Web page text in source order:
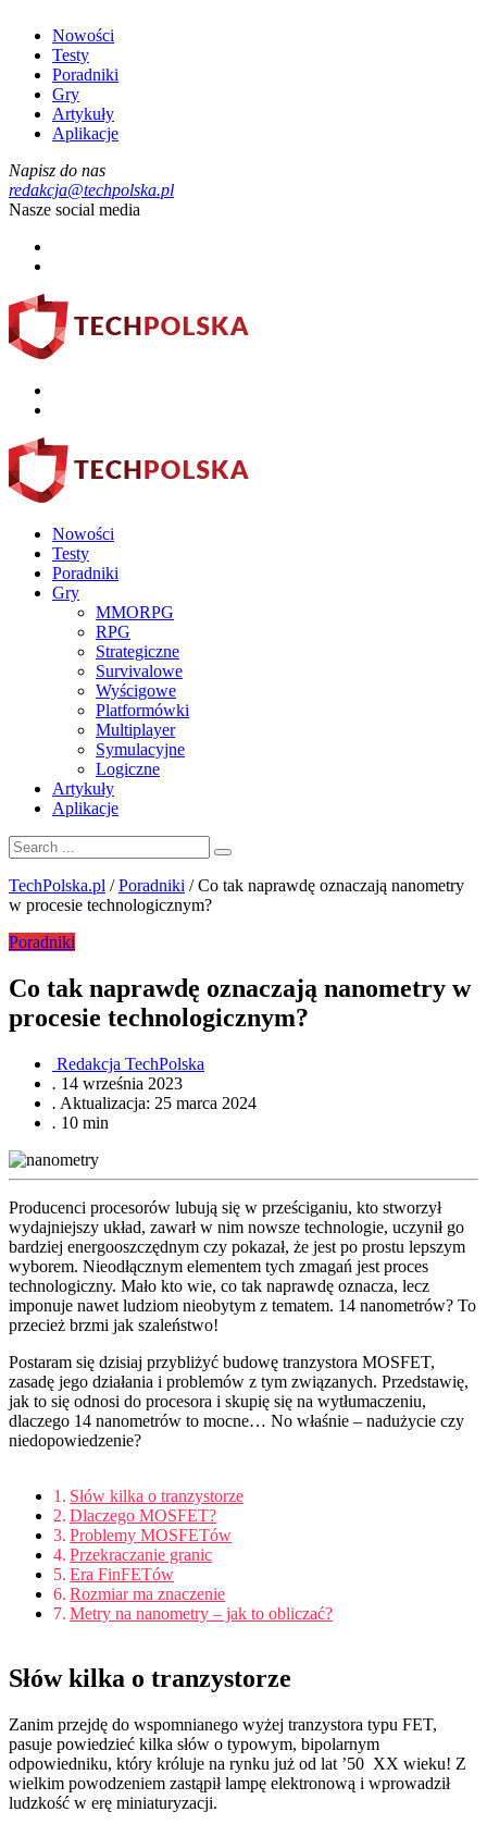
Nowości
Testy
Poradniki
Gry
Artykuły
Aplikacje
Napisz do nas
redakcja@techpolska.pl
Nasze social media
Nowości
Testy
Poradniki
Gry
MMORPG
RPG
Strategiczne
Survivalowe
Wyścigowe
Platformówki
Multiplayer
Symulacyjne
Logiczne
Artykuły
Aplikacje
TechPolska.pl /Poradniki /Co tak naprawdę oznaczają nanometry
w procesie technologicznym?
Poradniki
Co tak naprawdę oznaczają nanometry w
procesie technologicznym?
Redakcja TechPolska
. 14 września 2023
. Aktualizacja: 25 marca 2024
. 10 min
Producenci procesorów lubują się w prześciganiu, kto stworzył
wydajniejszy układ, zawarł w nim nowsze technologie, uczynił go
bardziej energooszczędnym czy pokazał, że jest po prostu lepszym
wyborem. Nieodłącznym elementem tych zmagań jest proces
technologiczny. Mało kto wie, co tak naprawdę oznacza, lecz
imponuje nawet ludziom nieobytym z tematem. 14 nanometrów? To
przecież brzmi jak szaleństwo!
Postaram się dzisiaj przybliżyć budowę tranzystora MOSFET,
zasadę jego działania i problemów z tym związanych. Przedstawię,
jak to się odnosi do procesora i skupię się na wytłumaczeniu,
dlaczego 14 nanometrów to mocne… No właśnie – nadużycie czy
niedopowiedzenie?
Słów kilka o tranzystorze
Dlaczego MOSFET?
Problemy MOSFETów
Przekraczanie granic
Era FinFETów
Rozmiar ma znaczenie
Metry na nanometry – jak to obliczać?
Słów kilka o tranzystorze
Zanim przejdę do wspomnianego wyżej tranzystora typu FET,
pasuje powiedzieć kilka słów o typowym, bipolarnym
odpowiedniku, który króluje na rynku już od lat ’50 XX wieku! Z
wielkim powodzeniem zastąpił lampę elektronową i wprowadził
ludzkość w erę miniaturyzacji.